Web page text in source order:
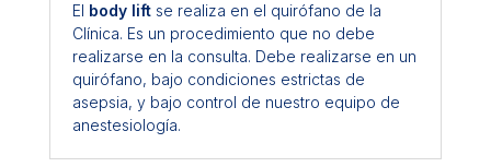
El body liftse realiza en el quirófano de la
Clínica. Es un procedimiento que no debe
realizarse en la consulta. Debe realizarse en un
quirófano, bajo condiciones estrictas de
asepsia, y bajo control de nuestro equipo de
anestesiología.